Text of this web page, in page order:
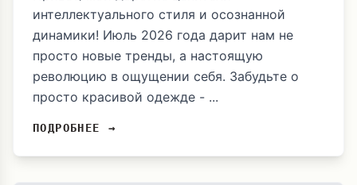
интеллектуального стиля и осознанной
динамики! Июль 2026 года дарит нам не
просто новые тренды, а настоящую
революцию в ощущении себя. Забудьте о
просто красивой одежде - ...
ПОДРОБНЕЕ →